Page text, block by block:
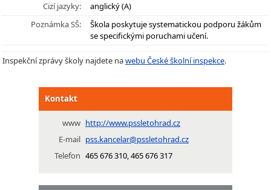
Cizí jazyky:
anglický (A)
Poznámka SŠ:
Škola poskytuje systematickou podporu žákům
se specifickými poruchami učení.
Inspekční zprávy školy najdete nawebu České školní inspekce.
Kontakt
www http://www.pssletohrad.cz
E-mail pss.kancelar@pssletohrad.cz
Telefon 465 676 310, 465 676 317